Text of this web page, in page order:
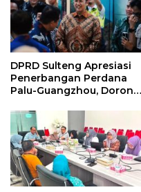
DPRD Sulteng Apresiasi
Penerbangan Perdana
Palu-Guangzhou, Dorong